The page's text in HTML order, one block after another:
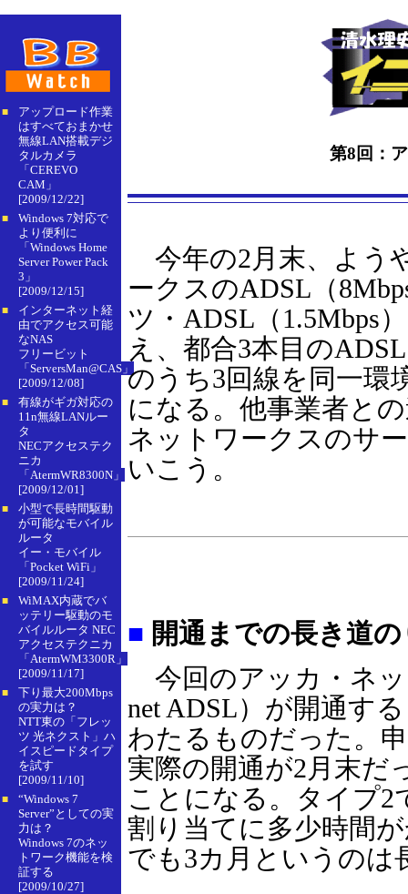
■
アップロード作業
はすべておまかせ
無線LAN搭載デジ
タルカメラ
「CEREVO
CAM」
[2009/12/22]
■
Windows 7対応で
より便利に
「Windows Home
Server Power Pack
3」
[2009/12/15]
■
インターネット経
由でアクセス可能
なNAS
フリービット
「ServersMan@CAS」
[2009/12/08]
■
有線がギガ対応の
11n無線LANルー
タ
NECアクセステク
ニカ
「AtermWR8300N」
[2009/12/01]
■
小型で長時間駆動
が可能なモバイル
ルータ
イー・モバイル
「Pocket WiFi」
[2009/11/24]
■
WiMAX内蔵でバ
ッテリー駆動のモ
バイルルータ NEC
アクセステクニカ
「AtermWM3300R」
[2009/11/17]
■
下り最大200Mbps
の実力は？
NTT東の「フレッ
ツ 光ネクスト」ハ
イスピードタイプ
を試す
[2009/11/10]
■
“Windows 7
Server”としての実
力は？
Windows 7のネッ
トワーク機能を検
証する
[2009/10/27]
第8回：
今年の2月末、よう
ークスのADSL（
ツ・ADSL（1.5Mbps
え、都合3本目の
のうち3回線を同一環
になる。他事業者と
ネットワークスのサ
いこう。
■ 開通までの長き道
今回のアッカ・ネッ
net ADSL）が開通す
わたるものだった。
実際の開通が2月末だ
ことになる。タイプ2
割り当てに多少時間
でも3カ月というのは